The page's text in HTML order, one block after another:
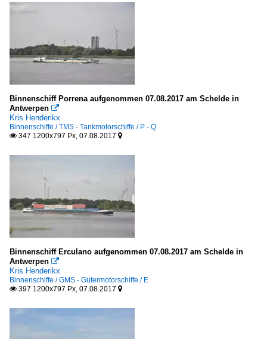
Feuerschiffe / light vessels
Belgien
Lotsenboote / pilot boats
Polizeiboote u. -schiffe - Ausland
Belgien
Binnenschiff Porrena aufgenommen 07.08.2017 am Schelde in
Antwerpen 
Kris Henderikx
Binnenschiffe / TMS - Tankmotorschiffe / P - Q
 347 1200x797 Px, 07.08.2017 
Binnenschiff Erculano aufgenommen 07.08.2017 am Schelde in
Antwerpen 
Kris Henderikx
Binnenschiffe / GMS - Gütermotorschiffe / E
 397 1200x797 Px, 07.08.2017 